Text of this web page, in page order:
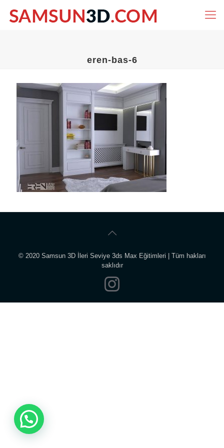
eren-bas-6
© 2020 Samsun 3D İleri Seviye 3ds Max Eğitimleri | Tüm hakları
saklıdır